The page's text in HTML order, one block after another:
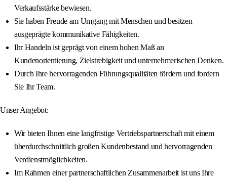
Verkaufsstärke bewiesen.
Sie haben Freude am Umgang mit Menschen und besitzen
ausgeprägte kommunikative Fähigkeiten.
Ihr Handeln ist geprägt von einem hohen Maß an
Kundenorientierung, Zielstrebigkeit und unternehmerischen Denken.
Durch Ihre hervorragenden Führungsqualitäten fördern und fordern
Sie Ihr Team.
Unser Angebot:
Wir bieten Ihnen eine langfristige Vertriebspartnerschaft mit einem
überdurchschnittlich großen Kundenbestand und hervorragenden
Verdienstmöglichkeiten.
Im Rahmen einer partnerschaftlichen Zusammenarbeit ist uns Ihre